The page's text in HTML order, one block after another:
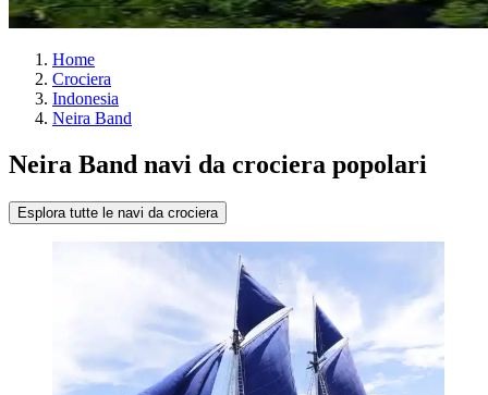
Home
Crociera
Indonesia
Neira Band
Neira Band navi da crociera popolari
Esplora tutte le navi da crociera